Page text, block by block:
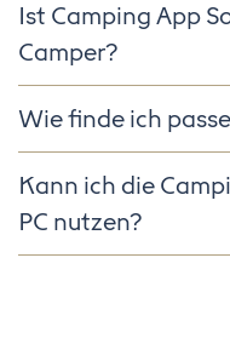
Ist Camping App
Camper?
Wie finde ich
Kann ich die
PC nutzen?